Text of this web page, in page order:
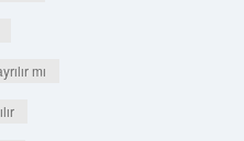
mı